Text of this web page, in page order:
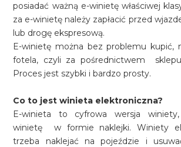
posiadać ważną e-winietę właściwej
za e-winietę należy zapłacić przed
lub drogę ekspresową.
E-winietę można bez problemu kupić,
fotela, czyli za pośrednictwem
Proces jest szybki i bardzo prosty.
Co to jest winieta elektroniczna?
E-winieta to cyfrowa wersja winiety,
winietę w formie naklejki. Winiety
trzeba naklejać na pojeździe i